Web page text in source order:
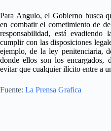
Para Angulo, el Gobierno busca
en combatir el cometimiento de
responsabilidad, está
cumplir con las disposiciones
ejemplo, de la ley penitenciaria,
donde ellos son los encargados,
evitar que cualquier ilícito entre a
Fuente: La Prensa Grafica